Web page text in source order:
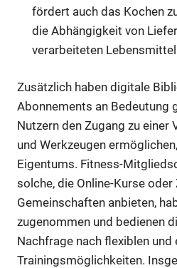
fördert auch das Kochen
die Abhängigkeit von
verarbeiteten
Zusätzlich haben digitale
Abonnements an Bedeutung
Nutzern den Zugang zu einer
und Werkzeugen
Eigentums. Fitness-
solche, die Online-Kurse oder
Gemeinschaften anbieten,
zugenommen und bedienen
Nachfrage nach flexiblen
Trainingsmöglichkeiten.